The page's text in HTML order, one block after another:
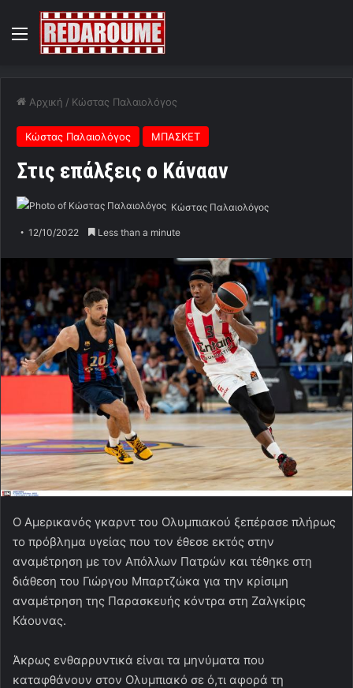
Menu
Αρχική / Κώστας Παλαιολόγος
Κώστας Παλαιολόγος ΜΠΑΣΚΕΤ
Στις επάλξεις ο Κάνααν
Κώστας Παλαιολόγος
12/10/2022 Less than a minute
Ο Αμερικανός γκαρντ του Ολυμπιακού ξεπέρασε πλήρως
το πρόβλημα υγείας που τον έθεσε εκτός στην
αναμέτρηση με τον Απόλλων Πατρών και τέθηκε στη
διάθεση του Γιώργου Μπαρτζώκα για την κρίσιμη
αναμέτρηση της Παρασκευής κόντρα στη Ζαλγκίρις
Κάουνας.
Άκρως ενθαρρυντικά είναι τα μηνύματα που
καταφθάνουν στον Ολυμπιακό σε ό,τι αφορά τη